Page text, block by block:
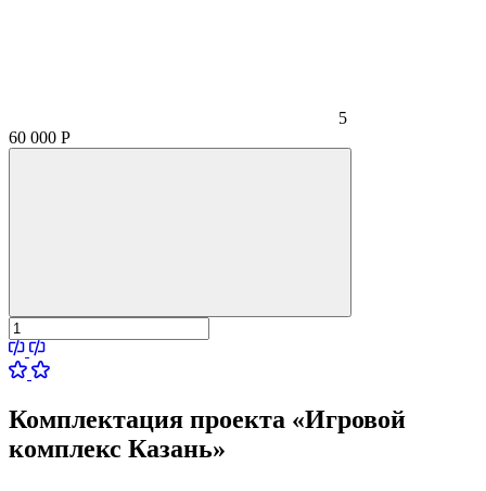
5
60 000 Р
Комплектация проекта «Игровой
комплекс Казань»